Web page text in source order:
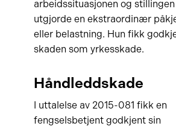
arbeidssituasjonen og stillingen
utgjorde en ekstraordinær
eller belastning. Hun fikk
skaden som yrkesskade.
Håndleddskade
I uttalelse av 2015-081 fikk en
fengselsbetjent godkjent sin